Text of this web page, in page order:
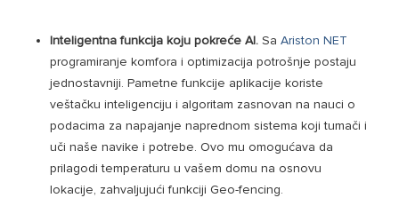
Inteligentna funkcija koju pokreće AI. Sa Ariston NET
programiranje komfora i optimizacija potrošnje postaju
jednostavniji. Pametne funkcije aplikacije koriste
veštačku inteligenciju i algoritam zasnovan na nauci o
podacima za napajanje naprednom sistema koji tumači i
uči naše navike i potrebe. Ovo mu omogućava da
prilagodi temperaturu u vašem domu na osnovu
lokacije, zahvaljujući funkciji Geo-fencing.